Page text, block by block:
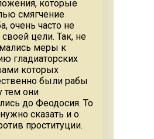
которые
смягчение
очень часто не
своей цели. Так, не
меры к
гладиаторских
которых
были рабы
тем они
до Феодосия. То
сказать и о
проституции.